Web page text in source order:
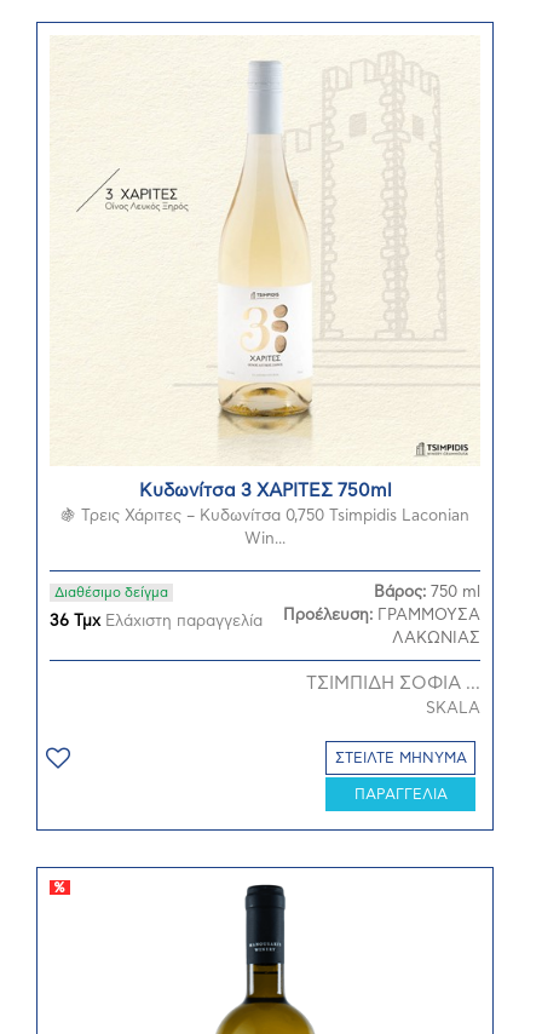
Κυδωνίτσα 3 ΧΑΡΙΤΕΣ 750ml
🍇 Τρεις Χάριτες – Κυδωνίτσα 0,750 Tsimpidis Laconian
Win...
Διαθέσιμο δείγμα
36 ΤμχΕλάχιστη παραγγελία
Βάρος: 750 ml
Προέλευση:
ΓΡΑΜΜΟΥΣΑ
ΛΑΚΩΝΙΑΣ
ΤΣΙΜΠΙΔΗ ΣΟΦΙΑ ...
SKALA
ΣΤΕΙΛΤΕ ΜΗΝΥΜΑ
ΠΑΡΑΓΓΕΛΙΑ